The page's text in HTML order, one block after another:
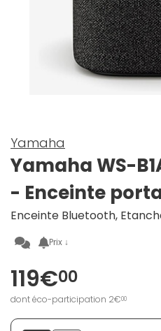
Yamaha
Yamaha WS-
- Enceinte
Enceinte Bluetooth,
Prix ↓
119€00
dont éco-participation 2€00